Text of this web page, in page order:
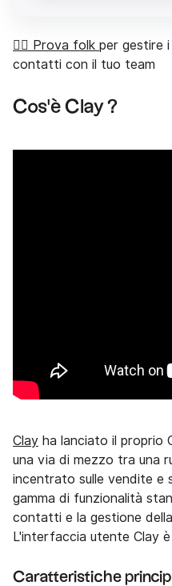
👉🏼 Prova folk per gestire
contatti con il tuo team
Cos'è Clay ?
Clay ha lanciato il proprio
una via di mezzo tra una
incentrato sulle vendite e
gamma di funzionalità
contatti e la gestione
L'interfaccia utente Clay
Caratteristiche